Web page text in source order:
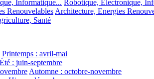
Informatique... Robotique, Electronique,
Renouvelables Architecture, Energies
Santé
Printemps : avril-mai
Été : juin-septembre
Automne : octobre-novembre